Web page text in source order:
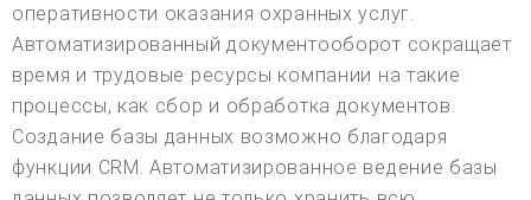
оперативности оказания охранных услуг.
Автоматизированный документооборот сокращает
время и трудовые ресурсы компании на такие
процессы, как сбор и обработка документов.
Создание базы данных возможно благодаря
функции CRM. Автоматизированное ведение базы